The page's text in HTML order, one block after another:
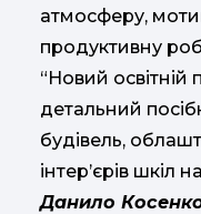
атмосферу,
продуктивну
“Новий освітній
детальний
будівель,
інтер’єрів шкіл
Данило